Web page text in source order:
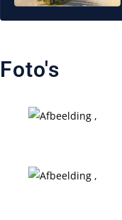
Foto's